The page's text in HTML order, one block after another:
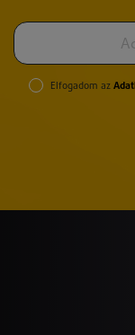
Elfogadom az